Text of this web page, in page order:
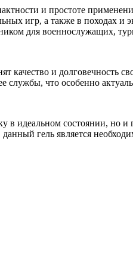
и простоте
игр, а также в походах и
для военнослужащих,
качество и долговечность
что особенно
идеальном состоянии, но и
гель является